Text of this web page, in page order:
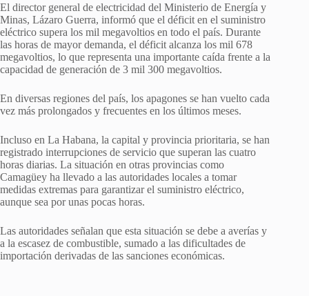
El director general de electricidad del Ministerio de Energía y
Minas, Lázaro Guerra, informó que el déficit en el suministro
eléctrico supera los mil megavoltios en todo el país. Durante
las horas de mayor demanda, el déficit alcanza los mil 678
megavoltios, lo que representa una importante caída frente a la
capacidad de generación de 3 mil 300 megavoltios.
En diversas regiones del país, los apagones se han vuelto cada
vez más prolongados y frecuentes en los últimos meses.
Incluso en La Habana, la capital y provincia prioritaria, se han
registrado interrupciones de servicio que superan las cuatro
horas diarias. La situación en otras provincias como
Camagüey ha llevado a las autoridades locales a tomar
medidas extremas para garantizar el suministro eléctrico,
aunque sea por unas pocas horas.
Las autoridades señalan que esta situación se debe a averías y
a la escasez de combustible, sumado a las dificultades de
importación derivadas de las sanciones económicas.